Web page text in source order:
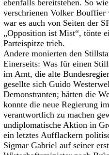
ebenfalls bereitstehen. So
verschrienen Volker
war es auch von Seiten der
„Opposition ist Mist“, tönte
Parteispitze trieb.
Andere monierten den
Einerseits: Was für einen
im Amt, die alte
gesellte sich Guido
Demonstranten; hätten die
konnte die neue Regierung
verantwortlich zu machen
undiplomatische Aktion in
ein letztes Aufflackern
Sigmar Gabriel auf seiner